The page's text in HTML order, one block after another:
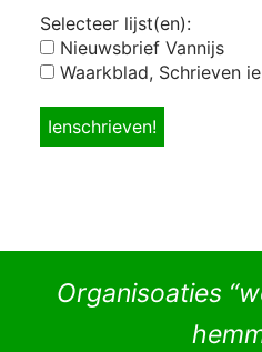
Selecteer lijst(en):
Nieuwsbrief Vannijs
Waarkblad,
Organisoaties